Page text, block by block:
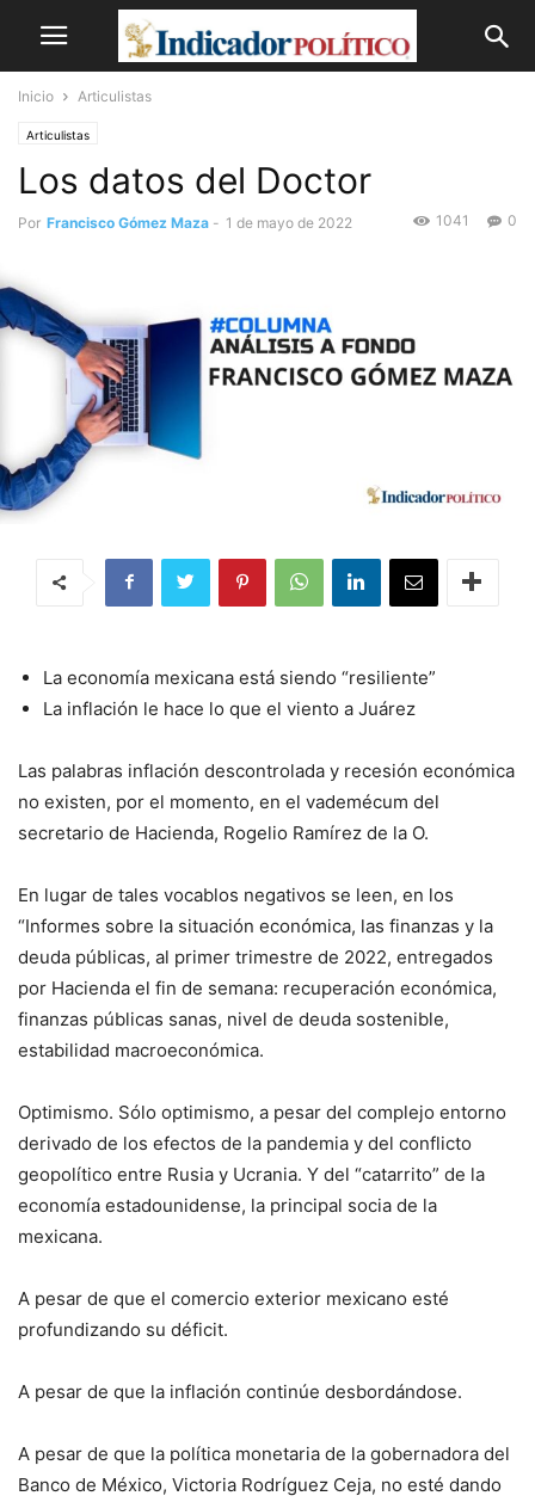
Inicio Articulistas
Articulistas
Los datos del Doctor
Por Francisco Gómez Maza - 1 de mayo de 2022 0
1041
La economía mexicana está siendo “resiliente”
La inflación le hace lo que el viento a Juárez
Las palabras inflación descontrolada y recesión económica
no existen, por el momento, en el vademécum del
secretario de Hacienda, Rogelio Ramírez de la O.
En lugar de tales vocablos negativos se leen, en los
“Informes sobre la situación económica, las finanzas y la
deuda públicas, al primer trimestre de 2022, entregados
por Hacienda el fin de semana: recuperación económica,
finanzas públicas sanas, nivel de deuda sostenible,
estabilidad macroeconómica.
Optimismo. Sólo optimismo, a pesar del complejo entorno
derivado de los efectos de la pandemia y del conflicto
geopolítico entre Rusia y Ucrania. Y del “catarrito” de la
economía estadounidense, la principal socia de la
mexicana.
A pesar de que el comercio exterior mexicano esté
profundizando su déficit.
A pesar de que la inflación continúe desbordándose.
A pesar de que la política monetaria de la gobernadora del
Banco de México, Victoria Rodríguez Ceja, no esté dando